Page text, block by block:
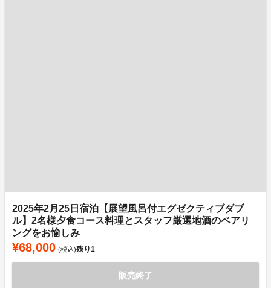
2025年2月25日宿泊【展望風呂付エグゼクティブダブ
ル】2名様夕食コース料理とスタッフ厳選地酒のペアリ
ングをお愉しみ
¥68,000 (税込)残り1
販売終了